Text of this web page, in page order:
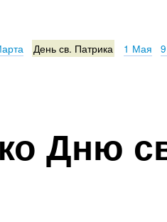
День св. Патрика 1 Мая
Дню